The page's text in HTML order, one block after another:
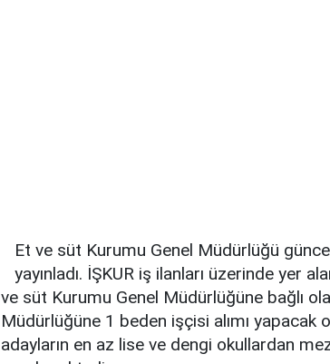
Et ve süt Kurumu Genel Müdürlüğü
yayınladı. İŞKUR iş ilanları üzerinde yer
ve süt Kurumu Genel Müdürlüğüne bağlı
Müdürlüğüne 1 beden işçisi alımı yapacak
adayların en az lise ve dengi okullardan